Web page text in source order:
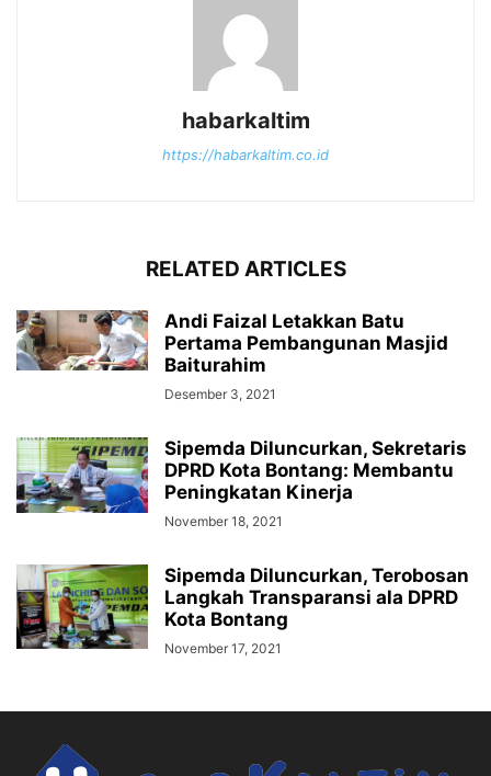
habarkaltim
https://habarkaltim.co.id
RELATED ARTICLES
Andi Faizal Letakkan Batu
Pertama Pembangunan Masjid
Baiturahim
Desember 3, 2021
Sipemda Diluncurkan, Sekretaris
DPRD Kota Bontang: Membantu
Peningkatan Kinerja
November 18, 2021
Sipemda Diluncurkan, Terobosan
Langkah Transparansi ala DPRD
Kota Bontang
November 17, 2021